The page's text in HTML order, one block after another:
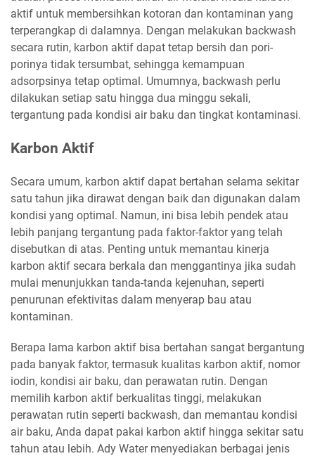
aktif untuk membersihkan kotoran dan kontaminan yang
terperangkap di dalamnya. Dengan melakukan backwash
secara rutin, karbon aktif dapat tetap bersih dan pori-
porinya tidak tersumbat, sehingga kemampuan
adsorpsinya tetap optimal. Umumnya, backwash perlu
dilakukan setiap satu hingga dua minggu sekali,
tergantung pada kondisi air baku dan tingkat kontaminasi.
Karbon Aktif
Secara umum, karbon aktif dapat bertahan selama sekitar
satu tahun jika dirawat dengan baik dan digunakan dalam
kondisi yang optimal. Namun, ini bisa lebih pendek atau
lebih panjang tergantung pada faktor-faktor yang telah
disebutkan di atas. Penting untuk memantau kinerja
karbon aktif secara berkala dan menggantinya jika sudah
mulai menunjukkan tanda-tanda kejenuhan, seperti
penurunan efektivitas dalam menyerap bau atau
kontaminan.
Berapa lama karbon aktif bisa bertahan sangat bergantung
pada banyak faktor, termasuk kualitas karbon aktif, nomor
iodin, kondisi air baku, dan perawatan rutin. Dengan
memilih karbon aktif berkualitas tinggi, melakukan
perawatan rutin seperti backwash, dan memantau kondisi
air baku, Anda dapat pakai karbon aktif hingga sekitar satu
tahun atau lebih. Ady Water menyediakan berbagai jenis